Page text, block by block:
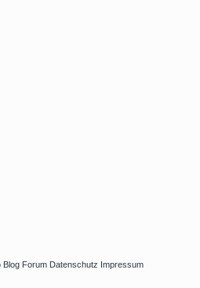
Blog Forum Datenschutz Impressum